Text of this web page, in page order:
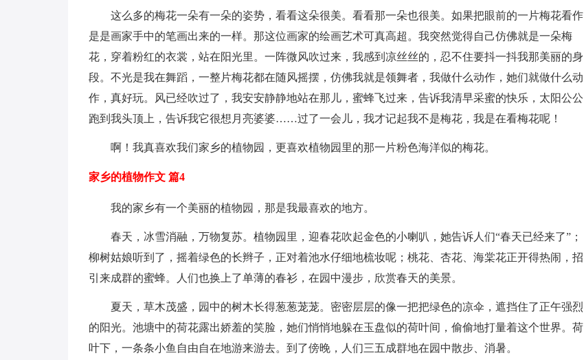
这么多的梅花一朵有一朵的姿势，看看这朵很美。看看那一朵也很美。如果把眼前的一片梅花看作
是是画家手中的笔画出来的一样。那这位画家的绘画艺术可真高超。我突然觉得自己仿佛就是一朵梅
花，穿着粉红的衣裳，站在阳光里。一阵微风吹过来，我感到凉丝丝的，忍不住要抖一抖我那美丽的身
段。不光是我在舞蹈，一整片梅花都在随风摇摆，仿佛我就是领舞者，我做什么动作，她们就做什么动
作，真好玩。风已经吹过了，我安安静静地站在那儿，蜜蜂飞过来，告诉我清早采蜜的快乐，太阳公公
跑到我头顶上，告诉我它很想月亮婆婆……过了一会儿，我才记起我不是梅花，我是在看梅花呢！
啊！我真喜欢我们家乡的植物园，更喜欢植物园里的那一片粉色海洋似的梅花。
家乡的植物作文 篇4
我的家乡有一个美丽的植物园，那是我最喜欢的地方。
春天，冰雪消融，万物复苏。植物园里，迎春花吹起金色的小喇叭，她告诉人们“春天已经来了”；
柳树姑娘听到了，摇着绿色的长辫子，正对着池水仔细地梳妆呢；桃花、杏花、海棠花正开得热闹，招
引来成群的蜜蜂。人们也换上了单薄的春衫，在园中漫步，欣赏春天的美景。
夏天，草木茂盛，园中的树木长得葱葱茏茏。密密层层的像一把把绿色的凉伞，遮挡住了正午强烈
的阳光。池塘中的荷花露出娇羞的笑脸，她们悄悄地躲在玉盘似的荷叶间，偷偷地打量着这个世界。荷
叶下，一条条小鱼自由自在地游来游去。到了傍晚，人们三五成群地在园中散步、消暑。